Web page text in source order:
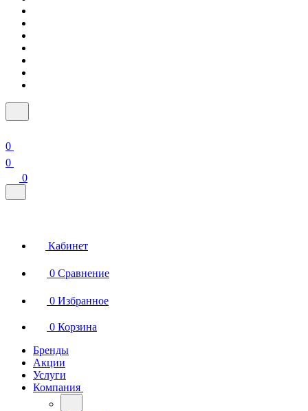
0
0
0
Кабинет
0 Сравнение
0 Избранное
0 Корзина
Бренды
Акции
Услуги
Компания